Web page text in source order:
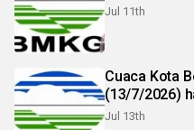
Jul 11th
Cuaca Kota
(13/7/2026)
Jul 13th